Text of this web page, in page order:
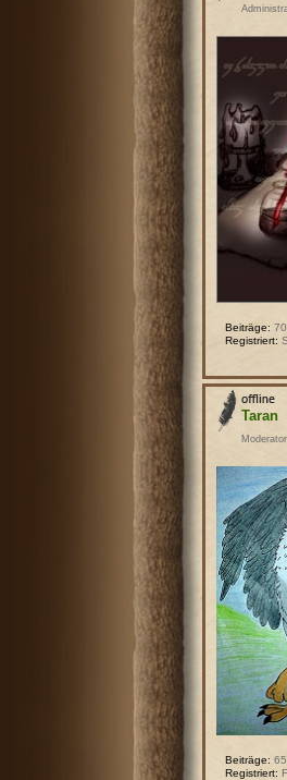
Beiträge:
Registriert:
Taran
Moderator
Beiträge: 65
Registriert: